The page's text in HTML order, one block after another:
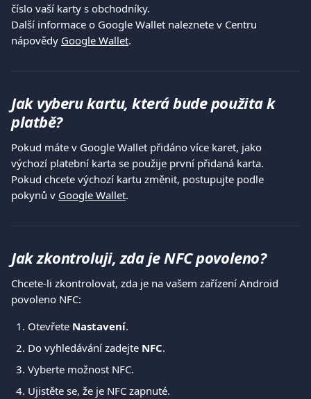
číslo vaší karty s obchodníky.
Další informace o Google Wallet naleznete v Centru
nápovědy Google Wallet.
Jak vyberu kartu, která bude použita k
platbě?
Pokud máte v Google Wallet přidáno více karet, jako
výchozí platební karta se použije první přidaná karta.
Pokud chcete výchozí kartu změnit, postupujte podle
pokynů v Google Wallet.
Jak zkontroluji, zda je NFC povoleno?
Chcete-li zkontrolovat, zda je na vašem zařízení Android
povoleno NFC:
Otevřete Nastavení.
Do vyhledávání zadejte NFC.
Vyberte možnost NFC.
Ujistěte se, že je NFC zapnuté.